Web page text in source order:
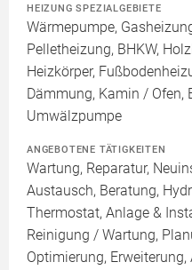
HEIZUNG SPEZIALGEBIETE
Wärmepumpe,
Pelletheizung, BHKW,
Heizkörper,
Dämmung, Kamin / Ofen,
Umwälzpumpe
ANGEBOTENE TÄTIGKEITEN
Wartung, Reparatur,
Austausch, Beratung,
Thermostat, Anlage &
Reinigung / Wartung,
Optimierung,